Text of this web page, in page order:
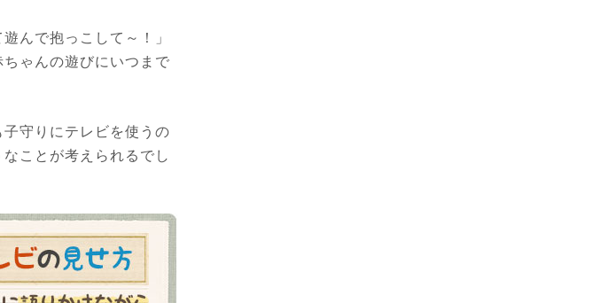
んで抱っこして～！」
ゃんの遊びにいつまで
守りにテレビを使うの
ことが考えられるでし